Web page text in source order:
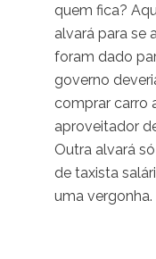
quem fica?
alvará para se
foram dado
governo
comprar carro
aproveitador
Outra alvará
de taxista
uma vergonha.